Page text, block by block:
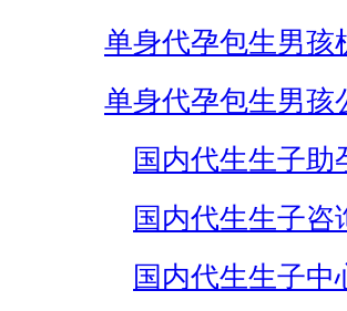
单身代孕包生男孩
单身代孕包生男孩
国内代生生子助
国内代生生子咨
国内代生生子中